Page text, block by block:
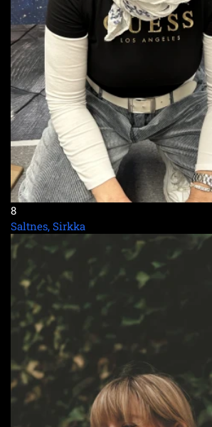
8
Saltnes, Sirkka